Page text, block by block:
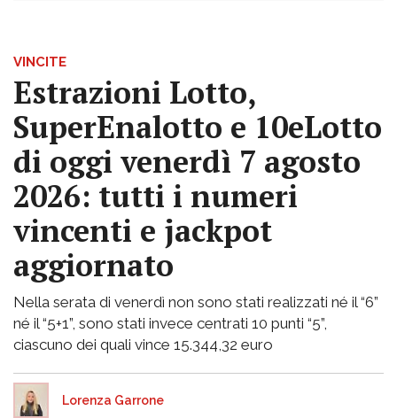
VINCITE
Estrazioni Lotto,
SuperEnalotto e 10eLotto
di oggi venerdì 7 agosto
2026: tutti i numeri
vincenti e jackpot
aggiornato
Nella serata di venerdì non sono stati realizzati né il “6”
né il “5+1”, sono stati invece centrati 10 punti “5”,
ciascuno dei quali vince 15.344,32 euro
Lorenza Garrone